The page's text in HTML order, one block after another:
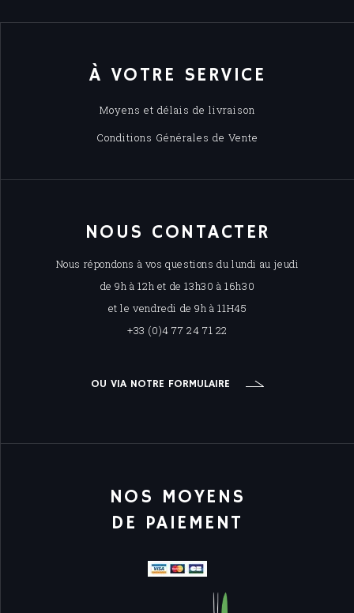
À VOTRE SERVICE
Moyens et délais de livraison
Conditions Générales de Vente
NOUS CONTACTER
Nous répondons à vos questions du lundi au jeudi
de 9h à 12h et de 13h30 à 16h30
et le vendredi de 9h à 11H45
+33 (0)4 77 24 71 22
OU VIA NOTRE FORMULAIRE
NOS MOYENS
DE PAIEMENT